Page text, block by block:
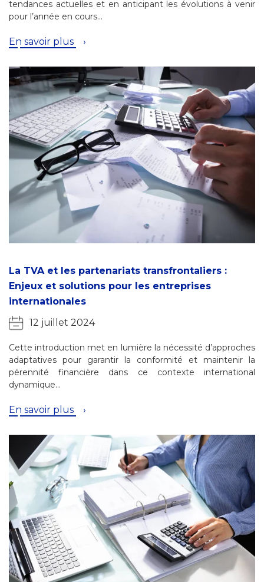
tendances actuelles et en anticipant les évolutions à venir
pour l’année en cours…
En savoir plus
La TVA et les partenariats transfrontaliers :
Enjeux et solutions pour les entreprises
internationales
12 juillet 2024
Cette introduction met en lumière la nécessité d’approches
adaptatives pour garantir la conformité et maintenir la
pérennité financière dans ce contexte international
dynamique…
En savoir plus